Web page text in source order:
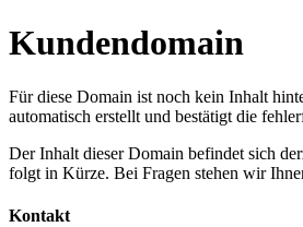
Kundendomain
Für diese Domain ist noch kein Inhalt
automatisch erstellt und bestätigt die
Der Inhalt dieser Domain befindet sich
folgt in Kürze. Bei Fragen stehen wir
Kontakt